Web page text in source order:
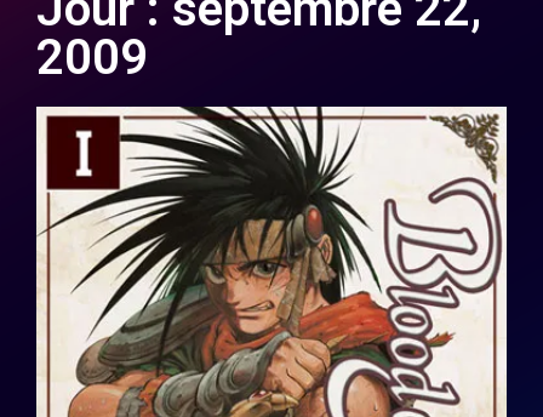
2009